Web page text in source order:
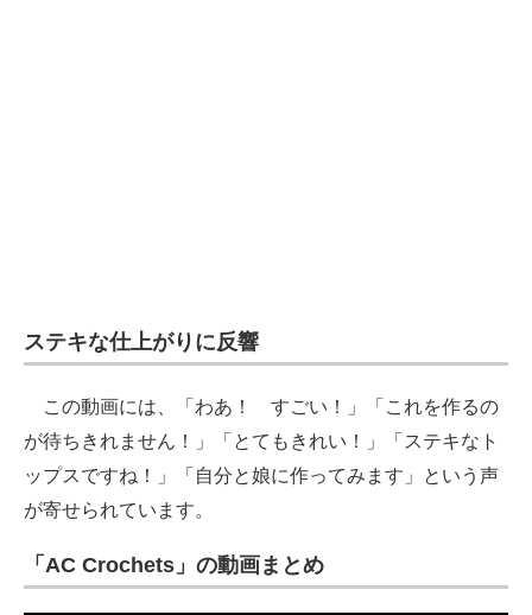
ステキな仕上がりに反響
この動画には、「わあ！ すごい！」「これを作るの
が待ちきれません！」「とてもきれい！」「ステキなト
ップスですね！」「自分と娘に作ってみます」という声
が寄せられています。
「AC Crochets」の動画まとめ